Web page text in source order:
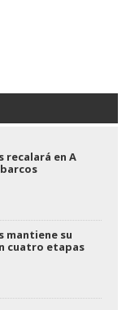
recalará en A
mantiene su
cuatro etapas